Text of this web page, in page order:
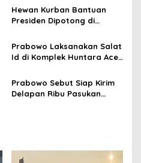
Ketimpangan Pendidikan
Melalui Sekolah Rakyat
Hewan Kurban Bantuan
Presiden Dipotong di
Kabupaten Bandung
Prabowo Laksanakan Salat
Id di Komplek Huntara Aceh
Prabowo Sebut Siap Kirim
Delapan Ribu Pasukan